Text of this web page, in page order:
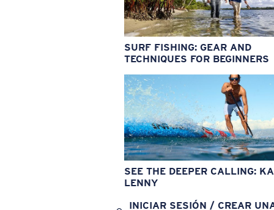
SURF FISHING: GEAR AND
TECHNIQUES FOR BEGINNERS
SEE THE DEEPER CALLING:
LENNY
INICIAR SESIÓN / CREAR